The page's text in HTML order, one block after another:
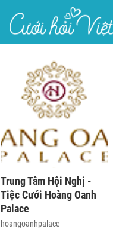
Trung Tâm Hội Nghị -
Tiệc Cưới Hoàng Oanh
Palace
hoangoanhpalace